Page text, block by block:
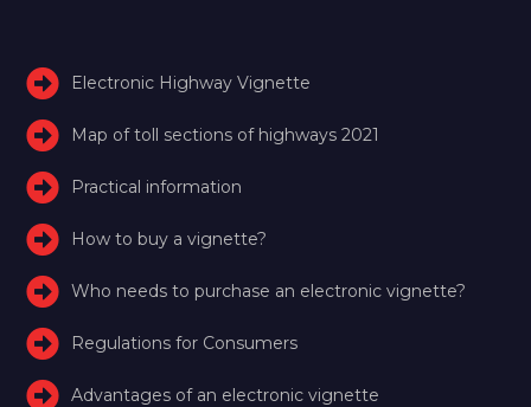
Electronic Highway Vignette
Map of toll sections of highways 2021
Practical information
How to buy a vignette?
Who needs to purchase an electronic vignette?
Regulations for Consumers
Advantages of an electronic vignette